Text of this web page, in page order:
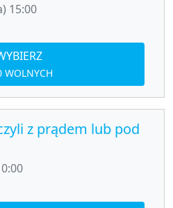
15:00
WOLNYCH
z prądem lub pod